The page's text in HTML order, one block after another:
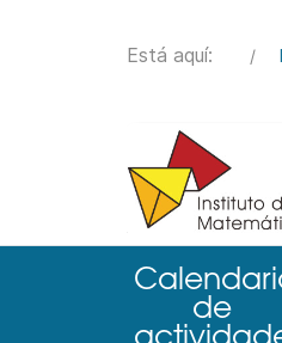
Está aquí: